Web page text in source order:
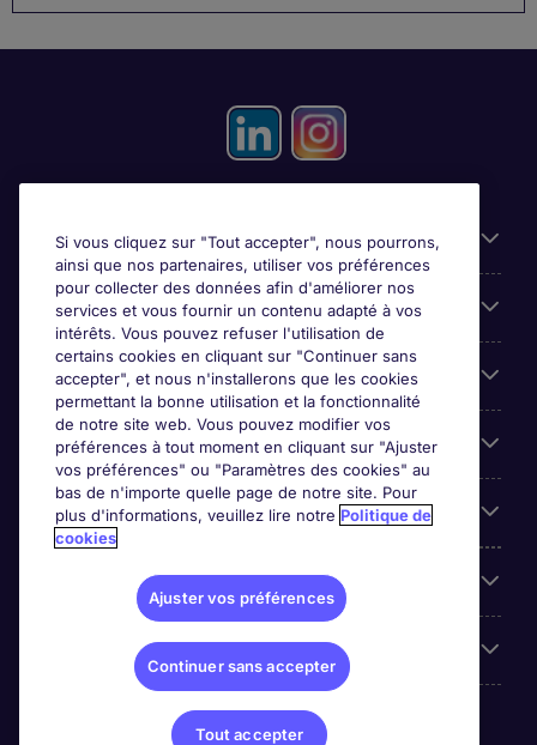
Candidats
Entreprises
Contact
Les avis Google
Nos offres d'emploi
Sites du Groupe
Si vous cliquez sur "Tout accepter", nous pourrons,
ainsi que nos partenaires, utiliser vos préférences
pour collecter des données afin d'améliorer nos
services et vous fournir un contenu adapté à vos
intérêts. Vous pouvez refuser l'utilisation de
certains cookies en cliquant sur "Continuer sans
accepter", et nous n'installerons que les cookies
permettant la bonne utilisation et la fonctionnalité
de notre site web. Vous pouvez modifier vos
préférences à tout moment en cliquant sur "Ajuster
vos préférences" ou "Paramètres des cookies" au
bas de n'importe quelle page de notre site. Pour
plus d'informations, veuillez lire notre Politique de
cookies
Ajuster vos préférences
Continuer sans accepter
Tout accepter